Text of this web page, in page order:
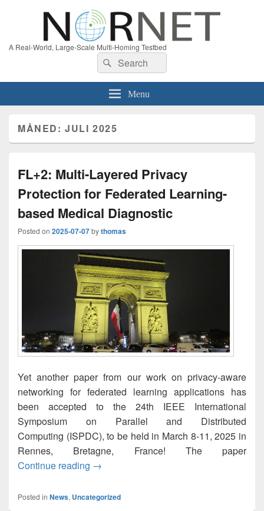
A Real-World, Large-Scale Multi-Homing Testbed
Search
for:
Search
Menu
MÅNED:JULI 2025
FL+2: Multi-Layered Privacy
Protection for Federated Learning-
based Medical Diagnostic
Posted on 2025-07-07bythomas
Yet another paper from our work on privacy-aware
networking for federated learning applications has
been accepted to the 24th IEEE International
Symposium on Parallel and Distributed
Computing (ISPDC), to be held in March 8-11, 2025 in
Rennes, Bretagne, France! The paper
Continue reading FL+2: Multi-Layered Privacy Protection
→
Posted in News, Uncategorized